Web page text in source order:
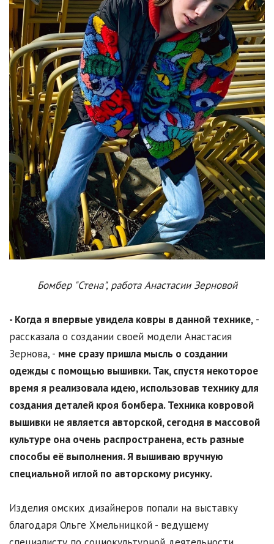
Бомбер "Стена", работа Анастасии Зерновой
- Когда я впервые увидела ковры в данной технике, -
рассказала о создании своей модели Анастасия
Зернова, - мне сразу пришла мысль о создании
одежды с помощью вышивки. Так, спустя некоторое
время я реализовала идею, использовав технику для
создания деталей кроя бомбера. Техника ковровой
вышивки не является авторской, сегодня в массовой
культуре она очень распространена, есть разные
способы её выполнения. Я вышиваю вручную
специальной иглой по авторскому рисунку.
Изделия омских дизайнеров попали на выставку
благодаря Ольге Хмельницкой - ведущему